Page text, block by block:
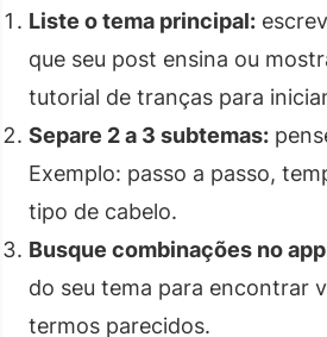
Liste o tema principal:
que seu post ensina ou
tutorial de tranças para
Separe 2 a 3 subtemas:
Exemplo: passo a passo,
tipo de cabelo.
Busque combinações no
do seu tema para encontrar
termos parecidos.